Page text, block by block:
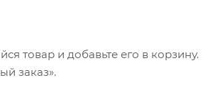
идентификации.
товар и добавьте его в корзину.
заказ».